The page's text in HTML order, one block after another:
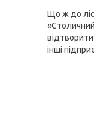
Що ж до
інші